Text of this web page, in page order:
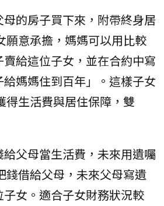
的房子買下來，附帶終身居
願意承擔，媽媽可以用比較
給這位子女，並在合約中寫
媽媽住到百年」。這樣子女
得生活費與居住保障，雙
父母當生活費，未來用遺囑
錢借給父母，未來父母寫遺
女。適合子女財務狀況較